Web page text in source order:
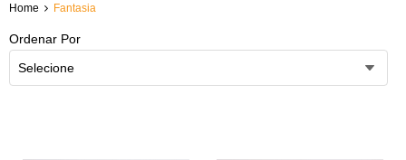
Home Fantasia
Ordenar Por
Selecione